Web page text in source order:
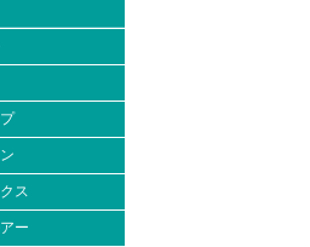
ス
ー